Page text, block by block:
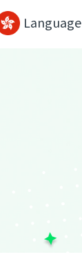
Language